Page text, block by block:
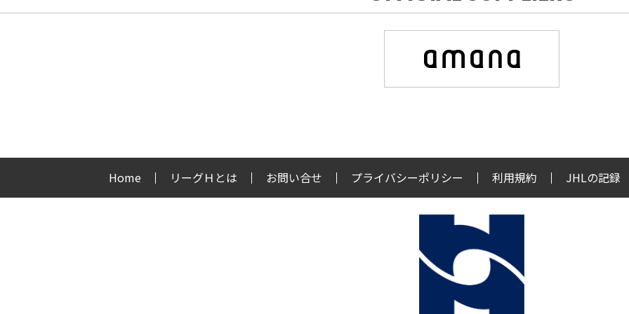
Home リーグＨとは お問い合せ プライバシーポリシー 利用規約 JHLの記録